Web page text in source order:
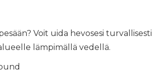
Voit uida hevosesi turvallisesti
lämpimällä vedellä.